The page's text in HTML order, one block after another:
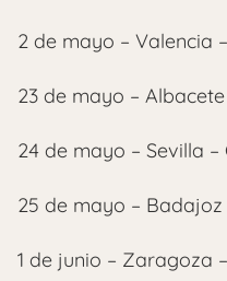
2 de mayo – Valencia
23 de mayo –
24 de mayo – Sevilla
25 de mayo –
1 de junio – Zaragoza